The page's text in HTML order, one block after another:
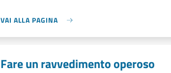
VAI ALLA PAGINA
Fare un ravvedimento operoso